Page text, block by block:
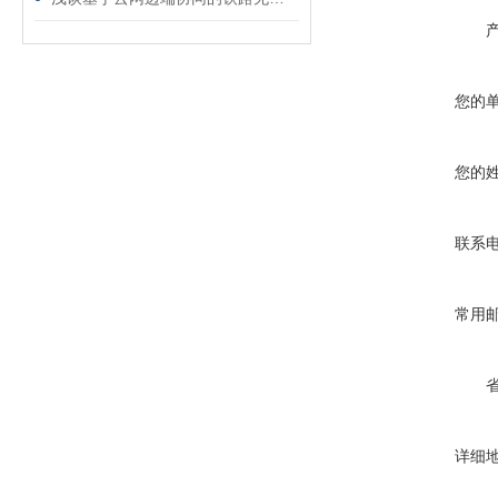
您的
您的
联系
常用
详细